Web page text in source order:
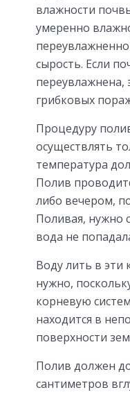
влажности
умеренно
сырость. Если
переувлажнена,
грибковых
Процедуру
осуществлять
температура
Полив
либо вечером,
Поливая, нужно
вода не
Воду лить в эти
нужно,
корневую
находится в
поверхности
Полив должен
сантиметров